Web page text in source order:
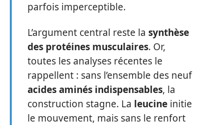
parfois imperceptible.
L’argument central reste la synthèse
des protéines musculaires. Or,
toutes les analyses récentes le
rappellent : sans l’ensemble des neuf
acides aminés indispensables, la
construction stagne. La leucine initie
le mouvement, mais sans le renfort